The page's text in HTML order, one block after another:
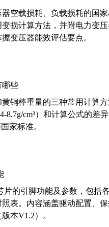
空载损耗、负载损耗的国
损计算方法，并附电力变
变压器能效评估要点。
哪些
铜棒重量的三种常用计算
8.7g/cm³）和计算公式的
家标准。
片的引脚功能及参数，包括
表。内容涵盖驱动配置、
本V1.2）。